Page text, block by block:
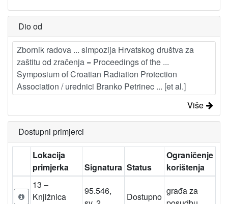
Dio od
Zbornik radova ... simpozija Hrvatskog društva za
zaštitu od zračenja = Proceedings of the ...
Symposium of Croatian Radiation Protection
Association / urednici Branko Petrinec ... [et al.]
Više
Dostupni primjerci
Lokacija
primjerka
Signatura Status
Ograničenje
korištenja
13 –
Knjižnica
95.546,
Dostupno
građa za